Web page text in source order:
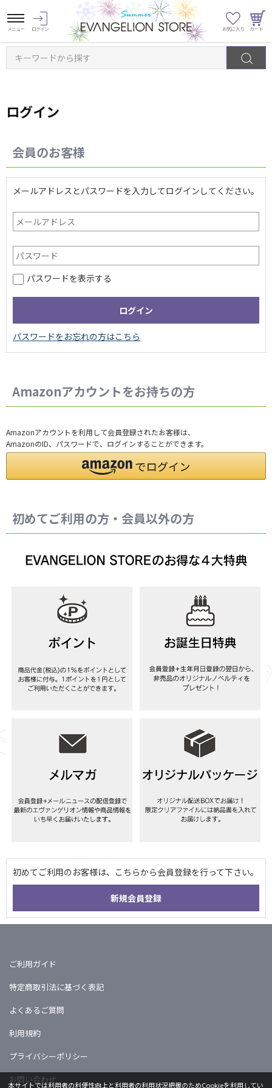
キーワードから探す
ログイン
会員のお客様
メールアドレスとパスワードを入力してログインしてください。
パスワードを表示する
Amazonアカウントをお持ちの方
Amazonアカウントを利用して会員登録されたお客様は、
AmazonのID、パスワードで、ログインすることができます。
初めてご利用の方・会員以外の方
ご利用ガイド
特定商取引法に基づく表記
よくあるご質問
利用規約
プライバシーポリシー
お問い合わせ
本サイトでは利用者の利便性向上と利用者の利用状況把握のためCookieを利用してい